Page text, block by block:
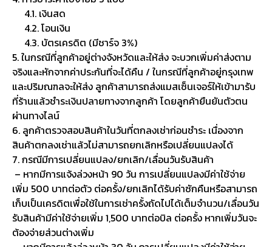
4.1. เงินสด
4.2. โอนเงิน
4.3. บัตรเครดิต (มีชาร์จ 3%)
5. ในกรณีที่ลูกค้าอยู่ต่างจังหวัดและให้ส่ง จะบวกเพิ่มค่าส่งตาม
จริงและหักจากค่าประกันที่จะได้คืน / ในกรณีที่ลูกค้าอยู่กรุงเทพ
และปริมณฑลจะให้ส่ง ลูกค้าสามารถส่งแมสเซ็นเจอร์ให้เข้ามารับ
ที่ร้านแล้วชำระเงินปลายทางจากลูกค้า โดยลูกค้ายืนยันตัวตน
ผ่านทางไลน์
6. ลูกค้าตรวจสอบสินค้าในวันที่ตกลงเช่าก่อนชำระ เนื่องจาก
สินค้าตกลงเช่าแล้วไม่สามารถยกเลิกหรือเปลี่ยนแปลงได้
7. กรณีมีการเปลี่ยนแปลง/ยกเลิก/เลื่อนวันรับสินค้า
– หากมีการแจ้งล่วงหน้า 90 วัน การเปลี่ยนแปลงมีค่าใช้จ่าย
เพิ่ม 500 บาทต่อตัว ต่อครั้ง/ยกเลิกได้รับค่าซักคืนหรือสามารถ
เก็บเป็นเครดิตเพื่อใช้ในการเช่าครั้งถัดไปได้เต็มจำนวน/เลื่อนวัน
รับสินค้ามีค่าใช้จ่ายเพิ่ม 1,500 บาทต่อบิล ต่อครั้ง หากเพิ่มวันจะ
ต้องจ่ายส่วนต่างเพิ่ม